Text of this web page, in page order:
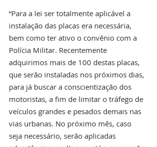
“Para a lei ser totalmente aplicável a
instalação das placas era necessária,
bem como ter ativo o convênio com a
Polícia Militar. Recentemente
adquirimos mais de 100 destas placas,
que serão instaladas nos próximos dias,
para já buscar a conscientização dos
motoristas, a fim de limitar o tráfego de
veículos grandes e pesados demais nas
vias urbanas. No próximo mês, caso
seja necessário, serão aplicadas